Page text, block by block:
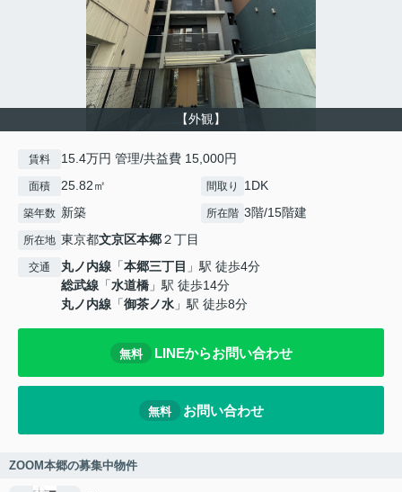
【外観】
賃料 15.4万円 管理/共益費 15,000円
面積 25.82㎡ 間取り 1DK
築年数 新築 所在階 3階/15階建
所在地 東京都文京区本郷２丁目
交通 丸ノ内線 「本郷三丁目 」駅 徒歩4分
総武線 「水道橋 」駅 徒歩14分
丸ノ内線 「御茶ノ水 」駅 徒歩8分
無料 LINEからお問い合わせ
無料 お問い合わせ
ZOOM本郷の募集中物件